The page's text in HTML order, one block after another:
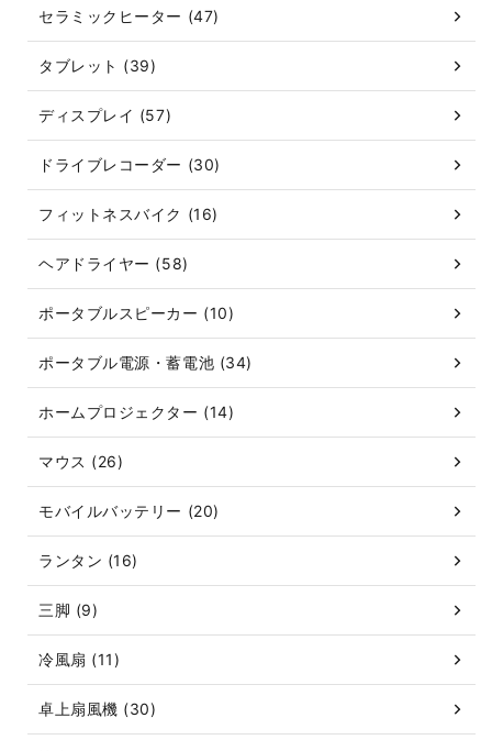
セラミックヒーター (47)
タブレット (39)
ディスプレイ (57)
ドライブレコーダー (30)
フィットネスバイク (16)
ヘアドライヤー (58)
ポータブルスピーカー (10)
ポータブル電源・蓄電池 (34)
ホームプロジェクター (14)
マウス (26)
モバイルバッテリー (20)
ランタン (16)
三脚 (9)
冷風扇 (11)
卓上扇風機 (30)